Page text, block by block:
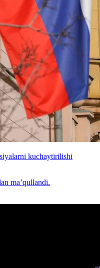
kuchaytirilishi
ma’qullandi.